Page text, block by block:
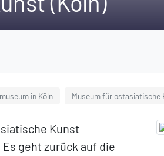
in Köln Museum für ostasiatische
Kunst
geht zurück auf die